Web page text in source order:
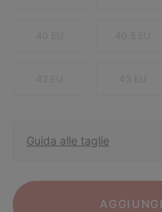
Guida alle taglie